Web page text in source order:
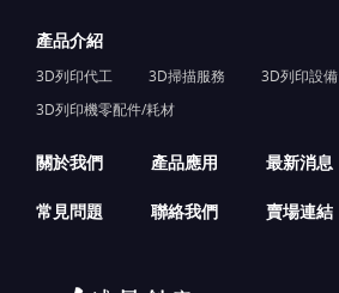
產品介紹
3D列印代工 3D掃描服務
3D列印設備
3D列印機零配件/耗材
關於我們 產品應用 最新消息
常見問題 聯絡我們 賣場連結